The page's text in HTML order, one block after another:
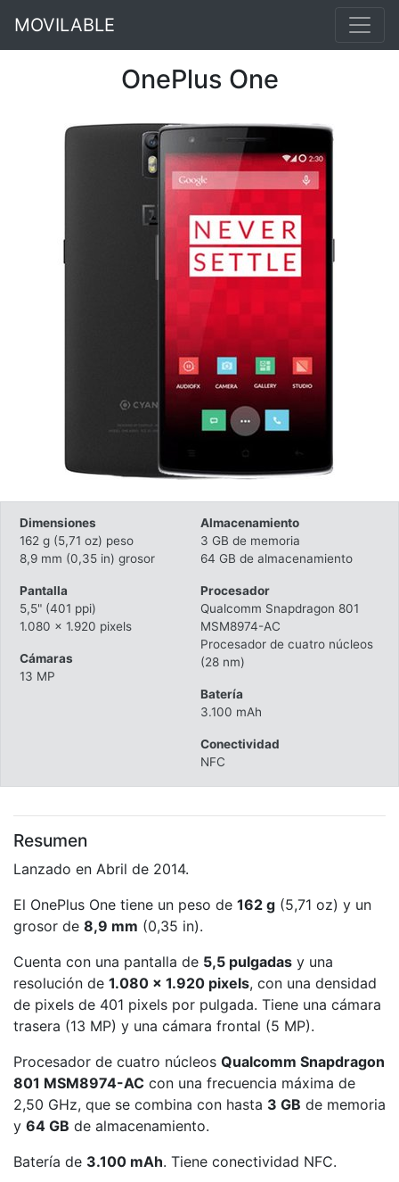
MOVILABLE
OnePlus One
Dimensiones
162 g (5,71 oz) peso
8,9 mm (0,35 in) grosor
Pantalla
5,5" (401 ppi)
1.080 x 1.920 pixels
Cámaras
13 MP
Almacenamiento
3 GB de memoria
64 GB de almacenamiento
Procesador
Qualcomm Snapdragon 801
MSM8974-AC
Procesador de cuatro núcleos
(28 nm)
Batería
3.100 mAh
Conectividad
NFC
Resumen
Lanzado en Abril de 2014.
El OnePlus One tiene un peso de 162 g (5,71 oz) y un
grosor de 8,9 mm (0,35 in).
Cuenta con una pantalla de 5,5 pulgadas y una
resolución de 1.080 x 1.920 pixels, con una densidad
de pixels de 401 pixels por pulgada. Tiene una cámara
trasera (13 MP) y una cámara frontal (5 MP).
Procesador de cuatro núcleos Qualcomm Snapdragon
801 MSM8974-AC con una frecuencia máxima de
2,50 GHz, que se combina con hasta 3 GB de memoria
y 64 GB de almacenamiento.
Batería de 3.100 mAh. Tiene conectividad NFC.